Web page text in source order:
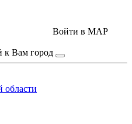
Войти в MAP
Вам город
области